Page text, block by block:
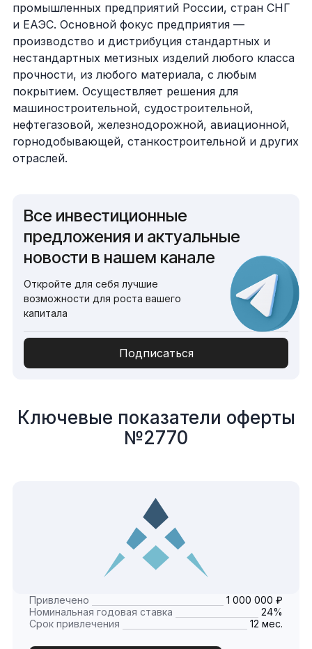
промышленных предприятий России, стран СНГ
и ЕАЭС. Основной фокус предприятия —
производство и дистрибуция стандартных и
нестандартных метизных изделий любого класса
прочности, из любого материала, с любым
покрытием. Осуществляет решения для
машиностроительной, судостроительной,
нефтегазовой, железнодорожной, авиационной,
горнодобывающей, станкостроительной и других
отраслей.
Все инвестиционные
предложения и актуальные
новости в нашем канале
Откройте для себя лучшие
возможности для роста вашего
капитала
Подписаться
Ключевые показатели оферты
№2770
Привлечено
1 000 000 ₽
Номинальная годовая ставка
24%
Срок привлечения
12 мес.